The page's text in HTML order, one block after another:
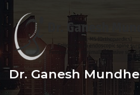
Skip
content
Dr. Ganesh Mundhe